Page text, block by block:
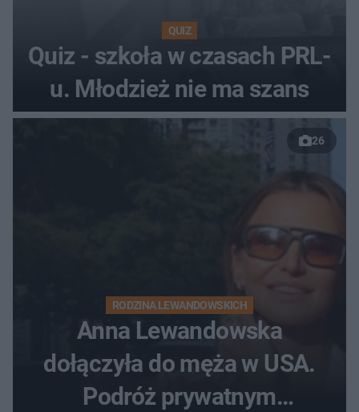
QUIZ
Quiz - szkoła w czasach PRL-
u. Młodzież nie ma szans
26
RODZINA LEWANDOWSKICH
Anna Lewandowska
dołączyła do męża w USA.
Podróż prywatnym